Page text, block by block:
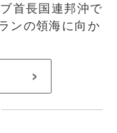
首長国連邦沖で
ンの領海に向か
>